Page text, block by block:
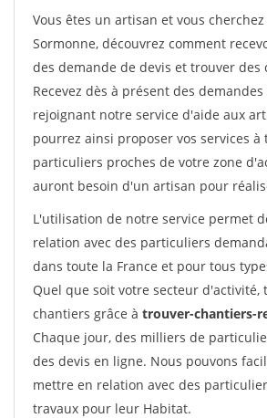
Vous êtes un artisan et vous
Sormonne, découvrez comment
des demande de devis et trouver des
Recevez dès à présent des
rejoignant notre service d'aide aux
pourrez ainsi proposer vos services à
particuliers proches de votre zone
auront besoin d'un artisan pour
L'utilisation de notre service permet
relation avec des particuliers
dans toute la France et pour tous
Quel que soit votre secteur d'activité,
chantiers grâce à trouver-chantiers-
Chaque jour, des milliers de
des devis en ligne. Nous pouvons
mettre en relation avec des
travaux pour leur Habitat.